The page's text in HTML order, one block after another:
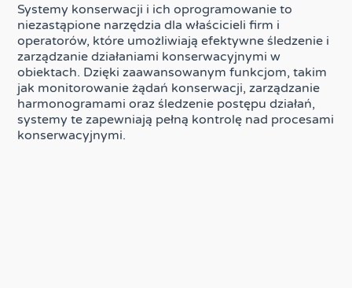
Systemy konserwacji i ich oprogramowanie to
niezastąpione narzędzia dla właścicieli firm i
operatorów, które umożliwiają efektywne śledzenie i
zarządzanie działaniami konserwacyjnymi w
obiektach. Dzięki zaawansowanym funkcjom, takim
jak monitorowanie żądań konserwacji, zarządzanie
harmonogramami oraz śledzenie postępu działań,
systemy te zapewniają pełną kontrolę nad procesami
konserwacyjnymi.